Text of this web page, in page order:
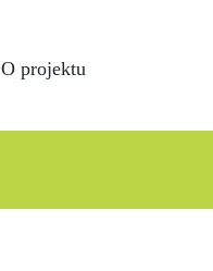
O projektu